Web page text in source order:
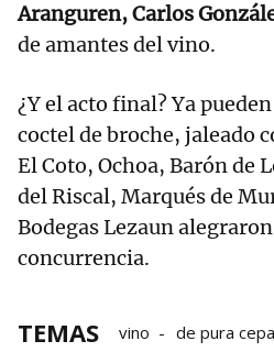
Aranguren, Carlos
de amantes del vino.
¿Y el acto final? Ya
coctel de broche, jaleado
El Coto, Ochoa, Barón de
del Riscal, Marqués de
Bodegas Lezaun
concurrencia.
TEMAS vino de pura cepa